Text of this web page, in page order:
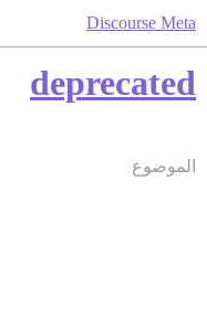
Discourse Meta
deprecated
الموضوع